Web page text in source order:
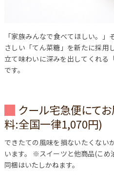
「家族みんなで食べてほしい。
さしい「てん菜糖」を新たに採用
立て味わいに深みを出してくれる
です。
クール宅急便にてお
料:全国一律1,070円)
できたての風味を損ないたくない
います。
※スイーツと他商品(こめ
同梱はいたしかねます。